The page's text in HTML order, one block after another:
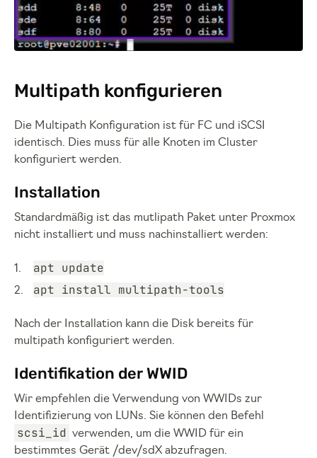
Multipath konfigurieren
Die Multipath Konfiguration ist für FC und iSCSI
identisch. Dies muss für alle Knoten im Cluster
konfiguriert werden.
Installation
Standardmäßig ist das mutlipath Paket unter Proxmox
nicht installiert und muss nachinstalliert werden:
apt update
apt install multipath-tools
Nach der Installation kann die Disk bereits für
multipath konfiguriert werden.
Identifikation der WWID
Wir empfehlen die Verwendung von WWIDs zur
Identifizierung von LUNs. Sie können den Befehl
scsi_id verwenden, um die WWID für ein
bestimmtes Gerät /dev/sdX abzufragen.